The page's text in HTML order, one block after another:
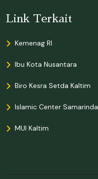
Link Terkait
Kemenag RI
Ibu Kota Nusantara
Biro Kesra Setda Kaltim
Islamic Center Samarinda
MUI Kaltim